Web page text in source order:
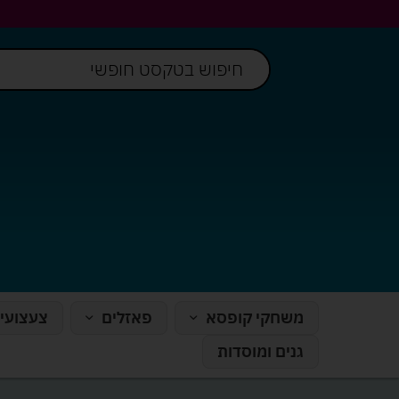
משחקי קופסא פאזלים
גנים ומוסדות